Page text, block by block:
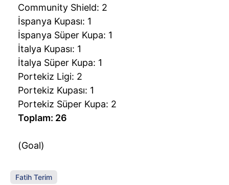
Community Shield: 2
İspanya Kupası: 1
İspanya Süper Kupa: 1
İtalya Kupası: 1
İtalya Süper Kupa: 1
Portekiz Ligi: 2
Portekiz Kupası: 1
Portekiz Süper Kupa: 2
Toplam: 26
(Goal)
Fatih Terim